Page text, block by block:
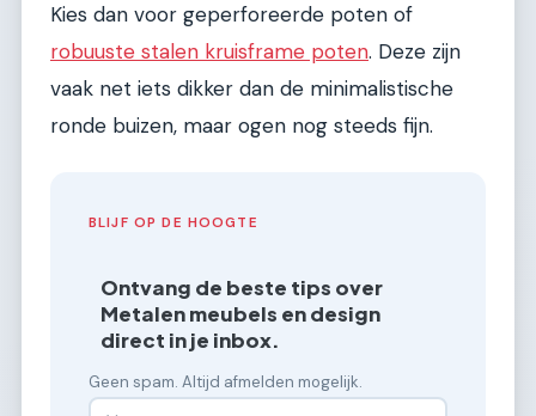
Kies dan voor geperforeerde poten of
robuuste stalen kruisframe poten. Deze zijn
vaak net iets dikker dan de minimalistische
ronde buizen, maar ogen nog steeds fijn.
BLIJF OP DE HOOGTE
Ontvang de beste tips over
Metalen meubels en design
direct in je inbox.
Geen spam. Altijd afmelden mogelijk.